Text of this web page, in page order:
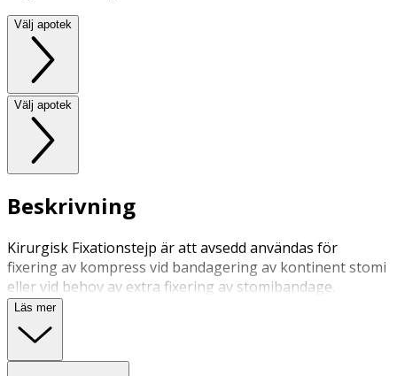
Välj apotek
Välj apotek
Beskrivning
Kirurgisk Fixationstejp är att avsedd användas för
fixering av kompress vid bandagering av kontinent stomi
eller vid behov av extra fixering av stomibandage.
Läs mer